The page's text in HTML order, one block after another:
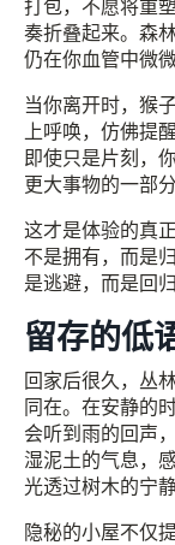
打包，不愿将重
奏折叠起来。森
仍在你血管中微微
当你离开时，猴
上呼唤，仿佛提
即使只是片刻，
更大事物的一部分
这才是体验的真正
不是拥有，而是
是逃避，而是回归
留存的低
回家后很久，丛
同在。在安静的
会听到雨的回声
湿泥土的气息，
光透过树木的宁静
隐秘的小屋不仅